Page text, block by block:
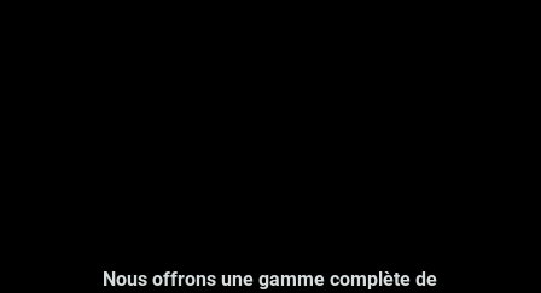
Nous offrons une gamme complète de